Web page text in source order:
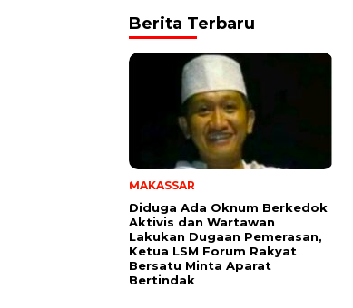
Berita Terbaru
MAKASSAR
Diduga Ada Oknum Berkedok
Aktivis dan Wartawan
Lakukan Dugaan Pemerasan,
Ketua LSM Forum Rakyat
Bersatu Minta Aparat
Bertindak